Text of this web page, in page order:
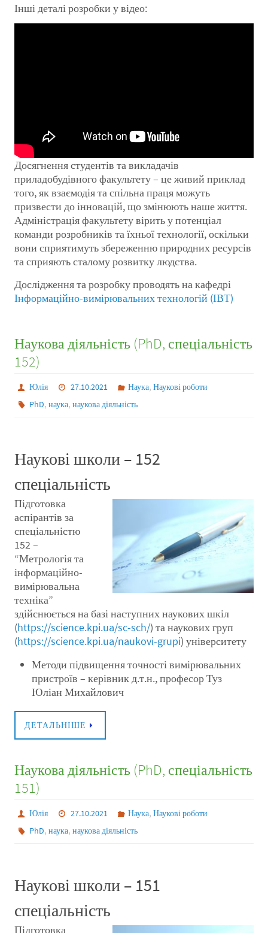
Інші деталі розробки у відео:
Досягнення студентів та викладачів
приладобудівного факультету – це живий приклад
того, як взаємодія та спільна праця можуть
призвести до інновацій, що змінюють наше життя.
Адміністрація факультету вірить у потенціал
команди розробників та їхньої технології, оскільки
вони сприятимуть збереженню природних ресурсів
та сприяють сталому розвитку людства.
Дослідження та розробку проводять на кафедрі
Інформаційно-вимірювальних технологій (ІВТ)
Наукова діяльність (PhD, спеціальність
152)
Юлія 27.10.2021 Наука, Наукові роботи
PhD,наука,наукова діяльність
Наукові школи – 152
спеціальність
Підготовка
аспірантів за
спеціальністю
152 –
“Метрологія та
інформаційно-
вимірювальна
техніка”
здійснюється на базі наступних наукових шкіл
(https://science.kpi.ua/sc-sch/) та наукових груп
(https://science.kpi.ua/naukovi-grupi) університету
Методи підвищення точності вимірювальних
пристроїв – керівник д.т.н., професор Туз
Юліан Михайлович
ДЕТАЛЬНІШЕ
Наукова діяльність (PhD, спеціальність
151)
Юлія 27.10.2021 Наука, Наукові роботи
PhD,наука,наукова діяльність
Наукові школи – 151
спеціальність
Підготовка